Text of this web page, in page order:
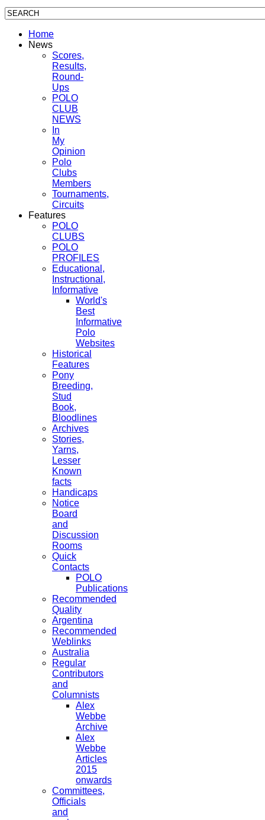
Home
News
Scores,
Results,
Round-
Ups
POLO
CLUB
NEWS
In
My
Opinion
Polo
Clubs
Members
Tournaments,
Circuits
Features
POLO
CLUBS
POLO
PROFILES
Educational,
Instructional,
Informative
World's
Best
Informative
Polo
Websites
Historical
Features
Pony
Breeding,
Stud
Book,
Bloodlines
Archives
Stories,
Yarns,
Lesser
Known
facts
Handicaps
Notice
Board
and
Discussion
Rooms
Quick
Contacts
POLO
Publications
Recommended
Quality
Argentina
Recommended
Weblinks
Australia
Regular
Contributors
and
Columnists
Alex
Webbe
Archive
Alex
Webbe
Articles
2015
onwards
Committees,
Officials
and